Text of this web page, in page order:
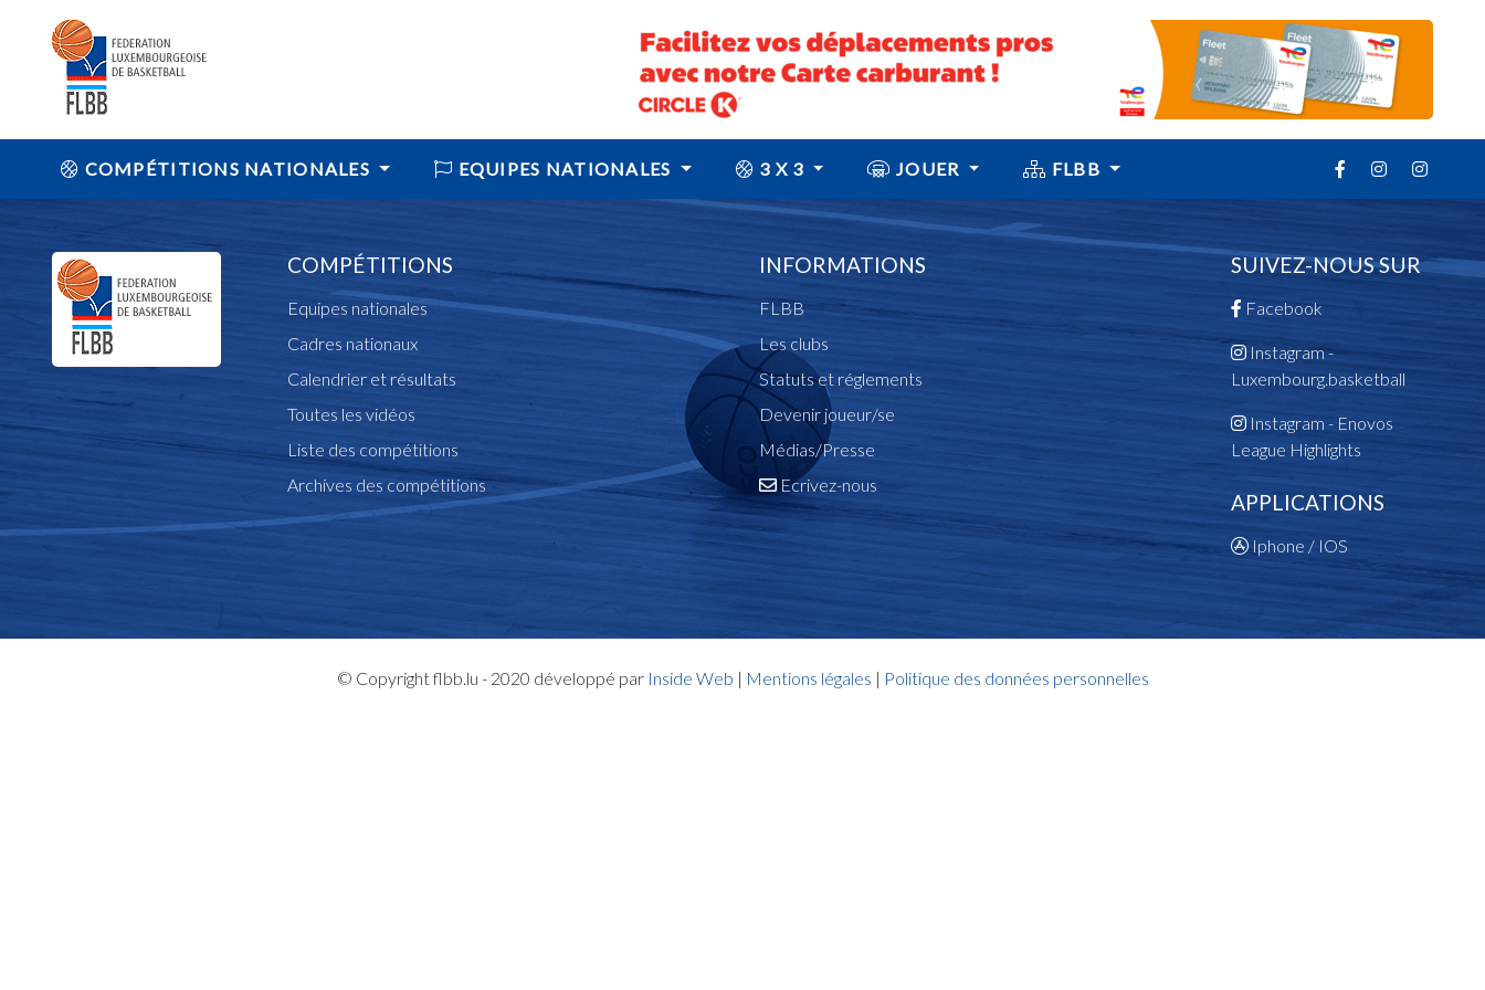
COMPÉTITIONS NATIONALES EQUIPES NATIONALES 3 X 3 JOUER FLBB
COMPÉTITIONS
Equipes nationales
Cadres nationaux
Calendrier et résultats
Toutes les vidéos
Liste des compétitions
Archives des compétitions
INFORMATIONS
FLBB
Les clubs
Statuts et réglements
Devenir joueur/se
Médias/Presse
Ecrivez-nous
SUIVEZ-NOUS SUR
Facebook
Instagram -
Luxembourg.basketball
Instagram - Enovos
League Highlights
APPLICATIONS
Iphone / IOS
© Copyright flbb.lu - 2020 développé par Inside Web | Mentions légales | Politique des données personnelles